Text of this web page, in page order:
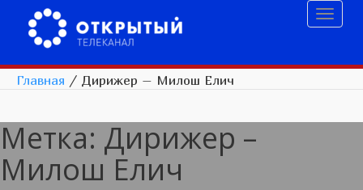
Главная / Дирижер – Милош Елич
Метка: Дирижер –
Милош Елич